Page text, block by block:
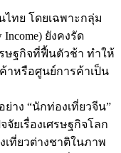
ไทย โดยเฉพาะกลุ่ม
ยังคงรัด
ษฐกิจที่ฟื้นตัวช้า ทำให้
าหรือศูนย์การค้าเป็น
าง “นักท่องเที่ยวจีน”
ยเรื่องเศรษฐกิจโลก
เที่ยวต่างชาติในภาพ